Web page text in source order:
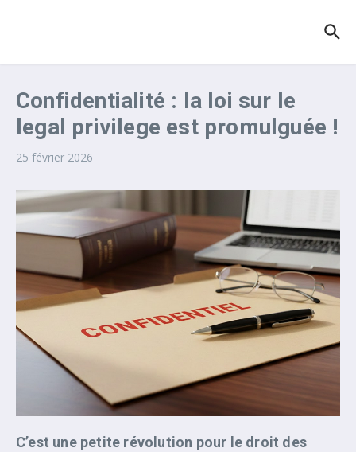
Confidentialité : la loi sur le
legal privilege est promulguée !
25 février 2026
C’est une petite révolution pour le droit des